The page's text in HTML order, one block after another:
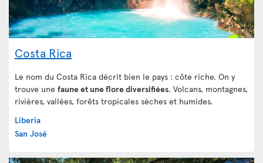
Costa Rica
Le nom du Costa Rica décrit bien le pays : côte riche. On y
trouve une faune et une flore diversifiées. Volcans, montagnes,
rivières, vallées, forêts tropicales sèches et humides.
Liberia
San José